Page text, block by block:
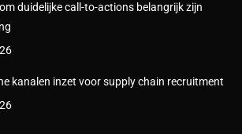
duidelijke call-to-actions belangrijk zijn
kanalen inzet voor supply chain recruitment